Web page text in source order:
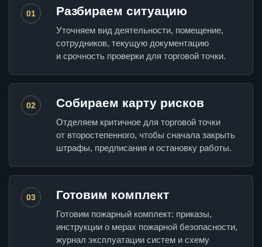
01 Разбираем ситуацию
Уточняем вид деятельности, помещение,
сотрудников, текущую документацию
и срочность проверки для торговой точки.
02 Собираем карту рисков
Отделяем критичное для торговой точки
от второстепенного, чтобы сначала закрыть
штрафы, предписания и остановку работы.
03 Готовим комплект
Готовим пожарный комплект: приказы,
инструкции о мерах пожарной безопасности,
журнал эксплуатации систем и схему